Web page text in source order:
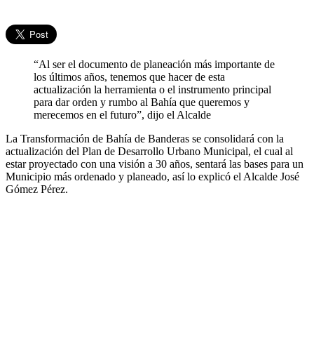
“Al ser el documento de planeación más importante de
los últimos años, tenemos que hacer de esta
actualización la herramienta o el instrumento principal
para dar orden y rumbo al Bahía que queremos y
merecemos en el futuro”, dijo el Alcalde
La Transformación de Bahía de Banderas se consolidará con la
actualización del Plan de Desarrollo Urbano Municipal, el cual al
estar proyectado con una visión a 30 años, sentará las bases para un
Municipio más ordenado y planeado, así lo explicó el Alcalde José
Gómez Pérez.